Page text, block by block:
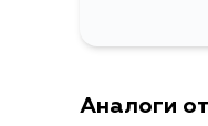
Аналоги